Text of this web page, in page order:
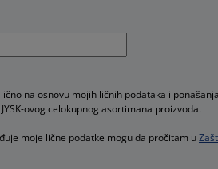
na osnovu mojih ličnih podataka i
ovog celokupnog asortimana proizvoda.
moje lične podatke mogu da pročitam u